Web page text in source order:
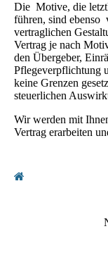
Die Motive, die
führen, sind ebenso
vertraglichen
Vertrag je nach
den Übergeber,
Pflegeverpflichtung
keine Grenzen
steuerlichen
Wir werden mit
Vertrag erarbeiten